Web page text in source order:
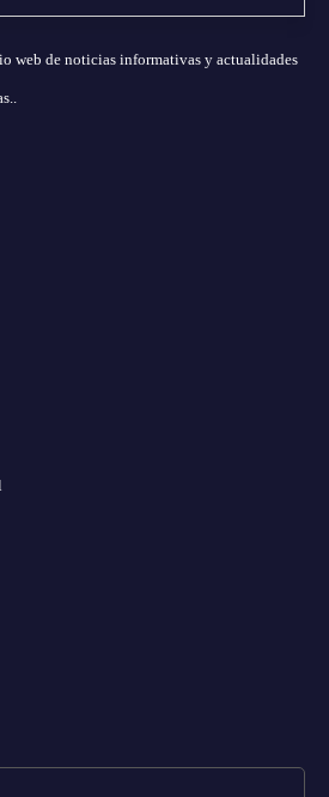
web de noticias informativas y actualidades